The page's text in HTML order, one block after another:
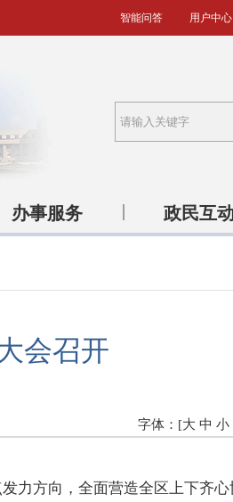
智能问答 用户中心
办事服务 政民互
会召开
字体：[大 中 小
力方向，全面营造全区上下齐